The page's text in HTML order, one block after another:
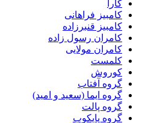
کارا
کامبیز فراهانی
کامبیز قنبرزاده
کامران رسول زاده
کامران مولایی
کلمست
کوروش
گروه آفتاب
گروه ایما (سعید و امید)
گروه پالت
گروه پایکوب